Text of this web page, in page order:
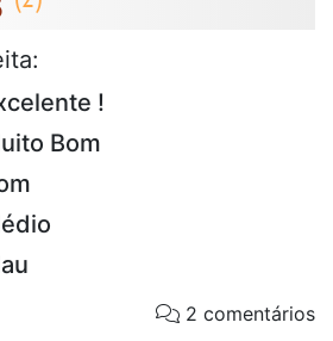
!
Bom
2 comentários